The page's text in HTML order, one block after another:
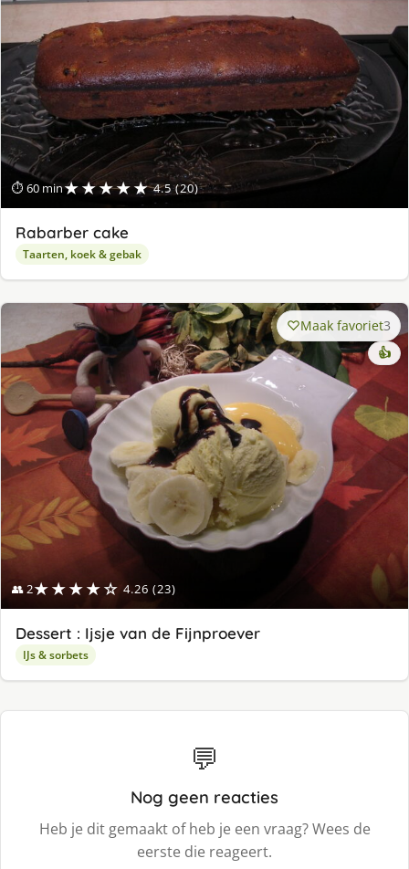
⏱ 60 min★★★★★ 4.5 (20)
Rabarber cake
Taarten, koek & gebak
👥 2★★★★☆ 4.26 (23)
Maak favoriet3
👍
Dessert : Ijsje van de Fijnproever
IJs & sorbets
💬
Nog geen reacties
Heb je dit gemaakt of heb je een vraag? Wees de
eerste die reageert.